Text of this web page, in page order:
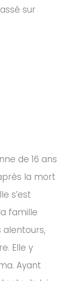
sur
de 16 ans
la mort
s’est
famille
alentours,
Elle y
Ayant